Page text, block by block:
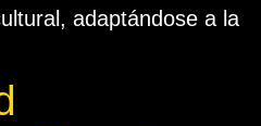
adaptándose a la